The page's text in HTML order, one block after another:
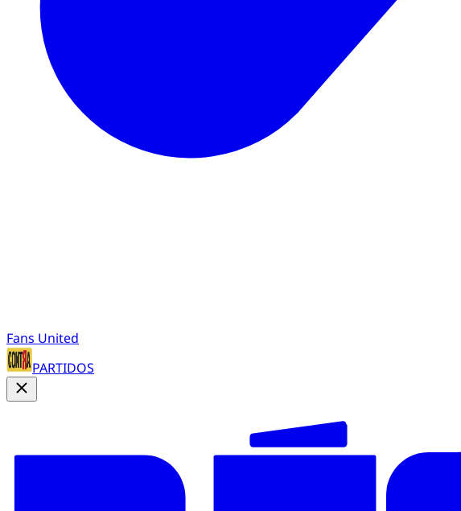
Fans United
PARTIDOS